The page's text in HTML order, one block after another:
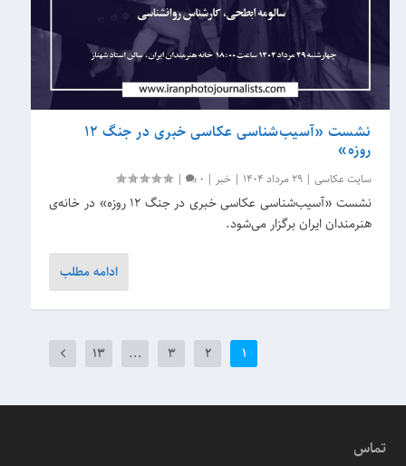
نشست «آسیب‌شناسی عکاسی خبری در جنگ ۱۲
روزه»
سایت عکاسی |29 مرداد 1404 | خبر |
0
|
نشست «آسیب‌شناسی عکاسی خبری در جنگ ۱۲ روزه» در خانه‌ی
هنرمندان ایران برگزار می‌شود.
ادامه مطلب
1
2
3
...
13
تماس